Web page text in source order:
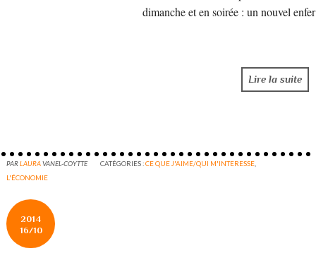
dimanche et en soirée : un nouvel
Lire la suite
PARLAURAVANEL-COYTTE CATÉGORIES :CE QUE J'AIME/QUI M'INTERESSE
L'ÉCONOMIE
2014
16/10